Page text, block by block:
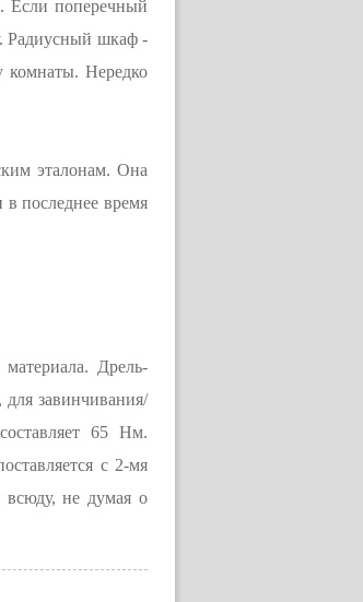
Если поперечный
Радиусный шкаф -
комнаты. Нередко
эталонам. Она
последнее время
Дрель-
завинчивания/
65 Нм.
с 2-мя
всюду, не думая о